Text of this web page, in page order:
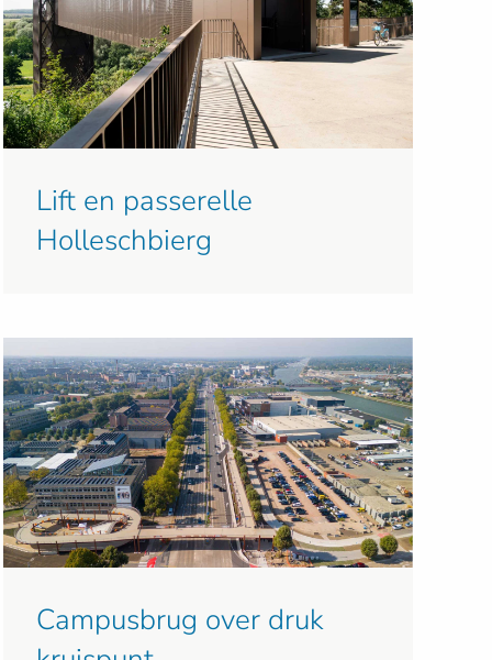
Lift en passerelle
Holleschbierg
Campusbrug over druk